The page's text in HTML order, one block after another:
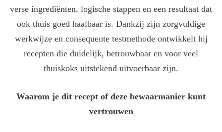
verse ingrediënten, logische stappen en een resultaat dat
ook thuis goed haalbaar is. Dankzij zijn zorgvuldige
werkwijze en consequente testmethode ontwikkelt hij
recepten die duidelijk, betrouwbaar en voor veel
thuiskoks uitstekend uitvoerbaar zijn.
Waarom je dit recept of deze bewaarmanier kunt
vertrouwen